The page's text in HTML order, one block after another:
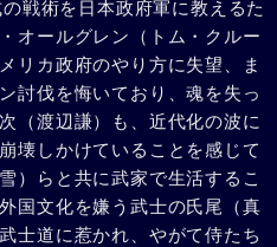
戦術を日本政府軍に教えるた
オールグレン（トム・クルー
リカ政府のやり方に失望、ま
討伐を悔いており、魂を失っ
（渡辺謙）も、近代化の波に
壊しかけていることを感じて
）らと共に武家で生活するこ
国文化を嫌う武士の氏尾（真
士道に惹かれ、やがて侍たち